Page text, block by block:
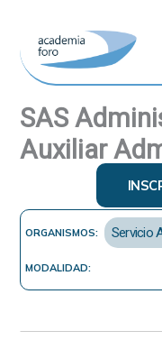
contenido
SAS
Auxiliar
ORGANISMOS: Servicio
MODALIDAD: